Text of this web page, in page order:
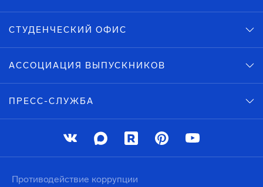
СТУДЕНЧЕСКИЙ ОФИС
АССОЦИАЦИЯ ВЫПУСКНИКОВ
ПРЕСС-СЛУЖБА
Противодействие коррупции